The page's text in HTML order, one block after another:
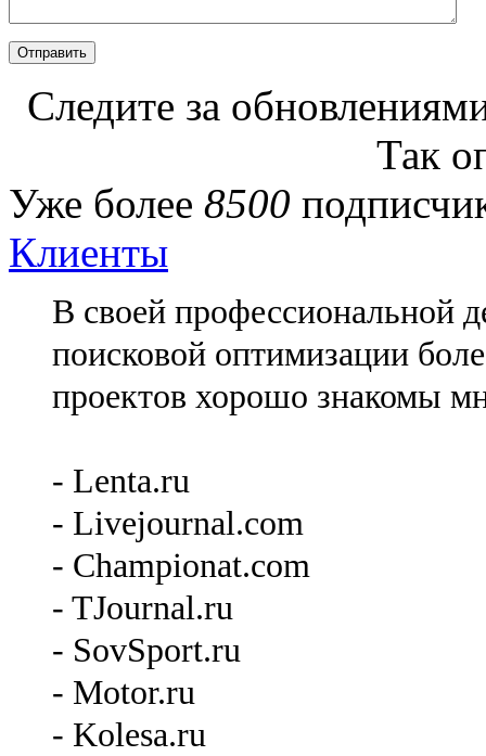
Следите за
Так
Уже более 8500
Клиенты
В своей профессиональной
поисковой оптимизации
проектов хорошо знакомы
- Lenta.ru
- Livejournal.com
- Championat.com
- TJournal.ru
- SovSport.ru
- Motor.ru
- Kolesa.ru